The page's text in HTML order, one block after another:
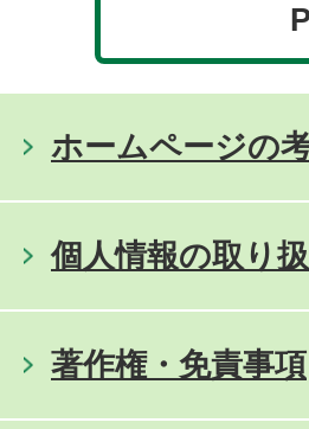
ホームページの
個人情報の取り
著作権・免責事項